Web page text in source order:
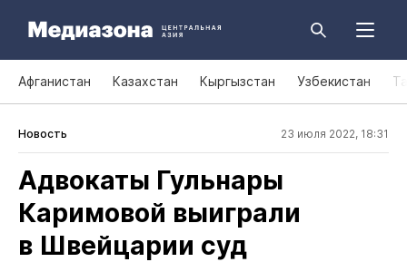
Афганистан Казахстан Кыргызстан Узбекистан
Новость 23 июля 2022, 18:31
Адвокаты Гульнары
Каримовой выиграли
в Швейцарии суд